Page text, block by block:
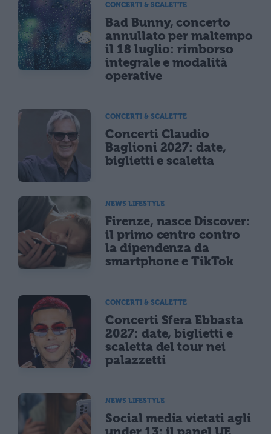
CONCERTI & SCALETTE
Bad Bunny, concerto
annullato per maltempo
il 18 luglio: rimborso
integrale e modalità
operative
CONCERTI & SCALETTE
Concerti Claudio
Baglioni 2027: date,
biglietti e scaletta
NEWS LIFESTYLE
Firenze, nasce Discover:
il primo centro contro
la dipendenza da
smartphone e TikTok
CONCERTI & SCALETTE
Concerti Sfera Ebbasta
2027: date, biglietti e
scaletta del tour nei
palazzetti
NEWS LIFESTYLE
Social media vietati agli